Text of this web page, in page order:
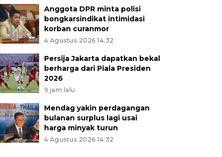
Anggota DPR minta polisi
bongkarsindikat intimidasi
korban curanmor
4 Agustus 2026 14:32
Persija Jakarta dapatkan bekal
berharga dari Piala Presiden
2026
9 jam lalu
Mendag yakin perdagangan
bulanan surplus lagi usai
harga minyak turun
4 Agustus 2026 14:32